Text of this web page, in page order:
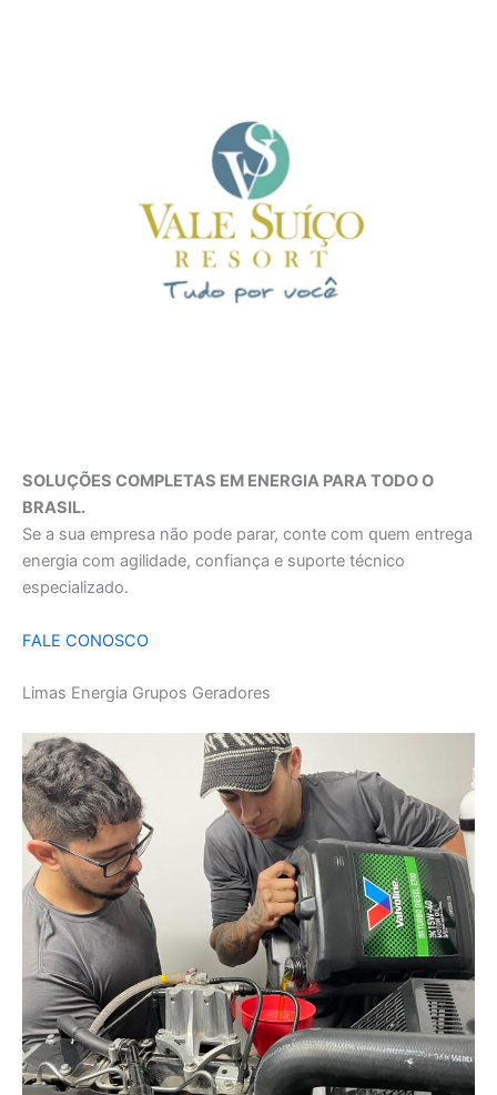
SOLUÇÕES COMPLETAS EM ENERGIA PARA TODO O
BRASIL.
Se a sua empresa não pode parar, conte com quem entrega
energia com agilidade, confiança e suporte técnico
especializado.
FALE CONOSCO
Limas Energia Grupos Geradores